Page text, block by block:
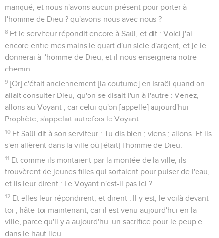
manqué, et nous n'avons aucun présent pour porter à
l'homme de Dieu ? qu'avons-nous avec nous ?
8 Et le serviteur répondit encore à Saül, et dit : Voici j'ai
encore entre mes mains le quart d'un sicle d'argent, et je le
donnerai à l'homme de Dieu, et il nous enseignera notre
chemin.
9 [Or] c'était anciennement [la coutume] en Israël quand on
allait consulter Dieu, qu'on se disait l'un à l'autre : Venez,
allons au Voyant ; car celui qu'on [appelle] aujourd'hui
Prophète, s'appelait autrefois le Voyant.
10 Et Saül dit à son serviteur : Tu dis bien ; viens ; allons. Et ils
s'en allèrent dans la ville où [était] l'homme de Dieu.
11 Et comme ils montaient par la montée de la ville, ils
trouvèrent de jeunes filles qui sortaient pour puiser de l'eau,
et ils leur dirent : Le Voyant n'est-il pas ici ?
12 Et elles leur répondirent, et dirent : Il y est, le voilà devant
toi ; hâte-toi maintenant, car il est venu aujourd'hui en la
ville, parce qu'il y a aujourd'hui un sacrifice pour le peuple
dans le haut lieu.